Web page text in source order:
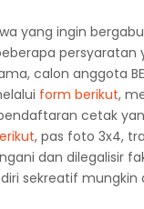
yang ingin
persyaratan
calon anggota
form berikut,
cetak
, pas foto 3x4,
dan dilegalisir
sekreatif